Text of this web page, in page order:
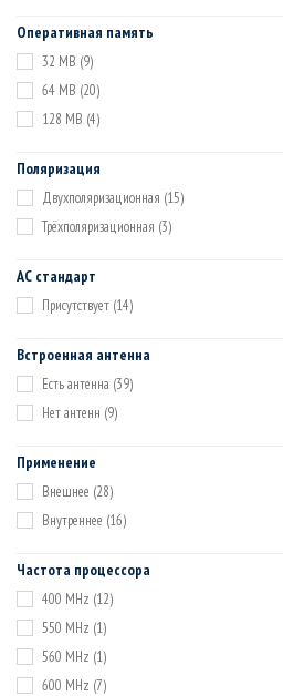
12 dBi
(1)
(2)
(1)
20 dBi(1)
Оперативная память
32 MB (9)
64 MB (20)
128 MB (4)
Поляризация
Двухполяризационная (15)
Трёхполяризационная (3)
АС стандарт
Присутствует (14)
Встроенная антенна
Есть антенна (39)
Нет антенн (9)
Применение
Внешнее (28)
Внутреннее (16)
Частота процессора
400 MHz (12)
550 MHz (1)
560 MHz (1)
600 MHz (7)